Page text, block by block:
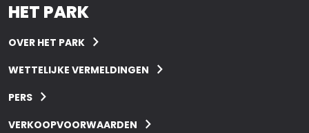
HET PARK
OVER HET PARK
WETTELIJKE VERMELDINGEN
PERS
VERKOOPVOORWAARDEN